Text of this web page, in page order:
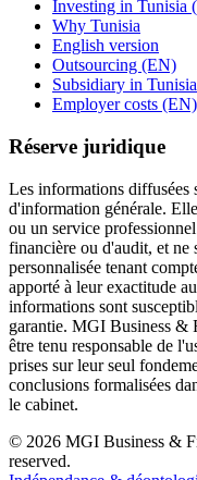
Investing in Tunisia
Why Tunisia
English version
Outsourcing (EN)
Subsidiary in
Employer costs (EN)
Réserve juridique
Les informations diffusées
d'information générale.
ou un service
financière ou d'audit, et ne
personnalisée tenant
apporté à leur exactitude
informations sont
garantie. MGI Business &
être tenu responsable de
prises sur leur seul
conclusions formalisées
le cabinet.
© 2026 MGI Business &
reserved.